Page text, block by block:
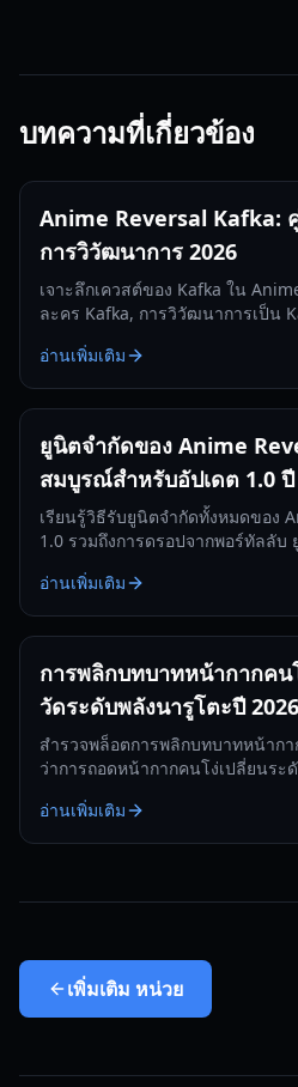
บทความที่เกี่ยวข้อง
Anime Reversal Kafka:
การวิวัฒนาการ 2026
เจาะลึกเควสต์ของ Kafka ใน
ละคร Kafka, การวิวัฒนาการเป็น
อ่านเพิ่มเติม
ยูนิตจำกัดของ Anime
สมบูรณ์สำหรับอัปเดต 1.0 ปี
เรียนรู้วิธีรับยูนิตจำกัดทั้งหมดของ
1.0 รวมถึงการดรอปจากพอร์ทัลลับ
อ่านเพิ่มเติม
การพลิกบทบาทหน้ากากคน
วัดระดับพลังนารูโตะปี 2026
สำรวจพล็อตการพลิกบทบาทหน้าก
ว่าการถอดหน้ากากคนโง่เปลี่ยนระ
อ่านเพิ่มเติม
เพิ่มเติม หน่วย